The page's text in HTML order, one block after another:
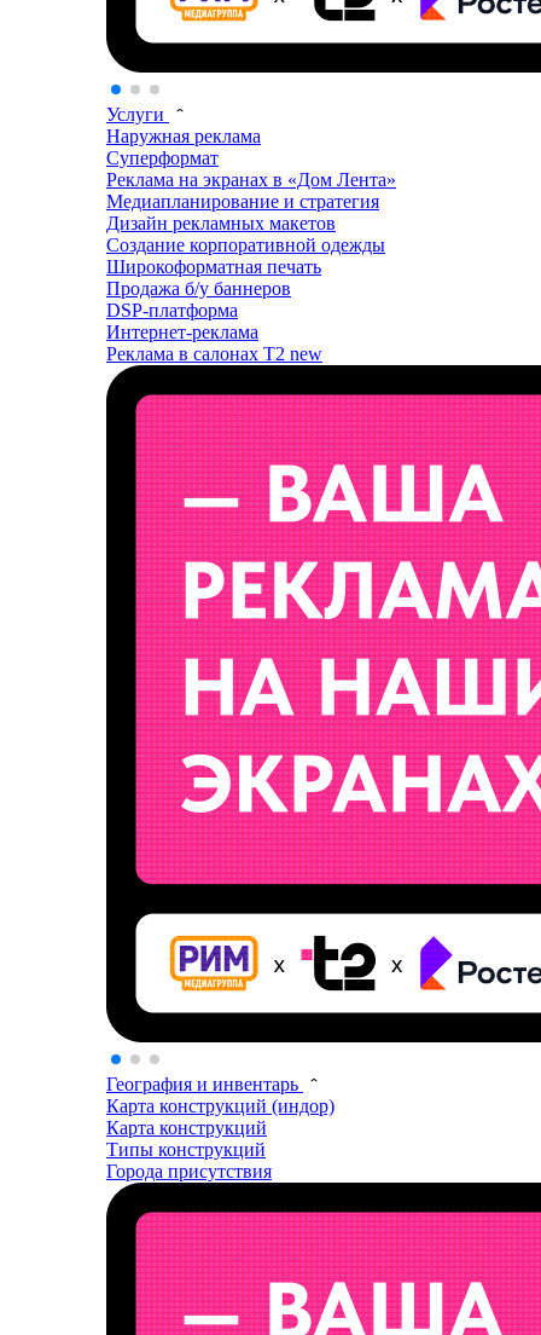
Услуги
Наружная реклама
Суперформат
Реклама на экранах в «Дом Лента»
Медиапланирование и стратегия
Дизайн рекламных макетов
Создание корпоративной одежды
Широкоформатная печать
Продажа б/у баннеров
DSP-платформа
Интернет-реклама
Реклама в салонах T2 new
География и инвентарь
Карта конструкций (индор)
Карта конструкций
Типы конструкций
Города присутствия